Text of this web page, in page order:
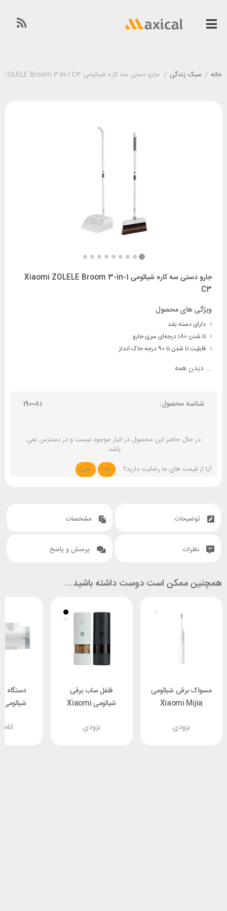
خانه / سبک زندگی / جارو دستی سه کاره شیائومی Xiaomi ZOLELE Broom 3-in-1 C3
جارو دستی سه کاره شیائومی Xiaomi ZOLELE Broom 3-in-1
C3
ویژگی های محصول
دارای دسته بلند
تا شدن 180 درجه‌ای سری جارو
قابلیت تا شدن تا 90 درجه خاک انداز
... دیدن همه
شناسه محصول: 190081
در حال حاضر این محصول در انبار موجود نیست و در دسترس نمی
باشد.
آیا از قیمت های ما رضایت دارید؟
بله خیر
توضیحات مشخصات
نظرات پرسش و پاسخ
همچنین ممکن است دوست داشته باشید…
مسواک برقی شیائومی
Xiaomi Mijia
Toothbrush
بزودی
فلفل ساب برقی
شیائومی Xiaomi
grinder HU0141
بزودی
دستگاه
ناموجود!